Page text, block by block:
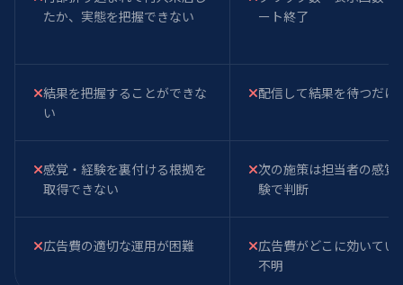
たか、実態を把握できない
ート終了
結果を把握することができな
い
配信して結果を待つだけ
感覚・経験を裏付ける根拠を
取得できない
次の施策は担当者の感覚
験で判断
広告費の適切な運用が困難
広告費がどこに効いてい
不明